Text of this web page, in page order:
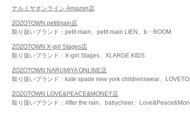
ナルミヤオンライン Amazon店
ZOZOTOWN petitmain店
取り扱いブランド：petit main、petit main LIEN、b・ROOM
ZOZOTOWN X-girl Stages店
取り扱いブランド：X-girl Stages、XLARGE KIDS
ZOZOTOWN NARUMIYA ONLINE店
取り扱いブランド：kate spade new york childrenswear、
ZOZOTOWN LOVE&PEACE&MONEY店
取り扱いブランド：After the rain、babycheer、